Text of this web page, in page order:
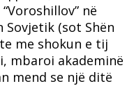
në
Sovjetik (sot Shën
me shokun e tij
mbaroi akademinë
mend se një ditë